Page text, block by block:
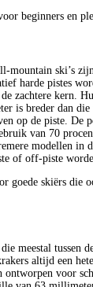
beginners en
mountain ski’s
harde pistes
zachtere kern.
is breder dan
op de piste. De
van 70
modellen in
of off-piste
goede skiërs die
meestal tussen
altijd een
ontworpen voor